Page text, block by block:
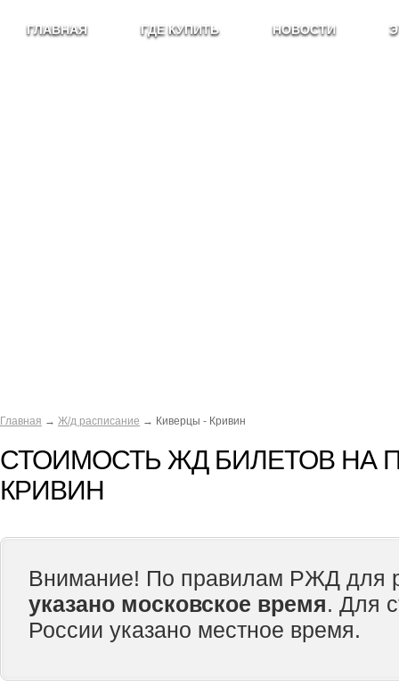
ГЛАВНАЯ ГДЕ КУПИТЬ НОВОСТИ
Главная → Ж/д расписание → Киверцы - Кривин
СТОИМОСТЬ ЖД БИЛЕТОВ НА
КРИВИН
Внимание! По правилам РЖД для
указано московское время. Для
России указано местное время.